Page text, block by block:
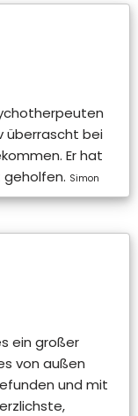
überrascht bei
Er hat
Simon
ein großer
von außen
und mit